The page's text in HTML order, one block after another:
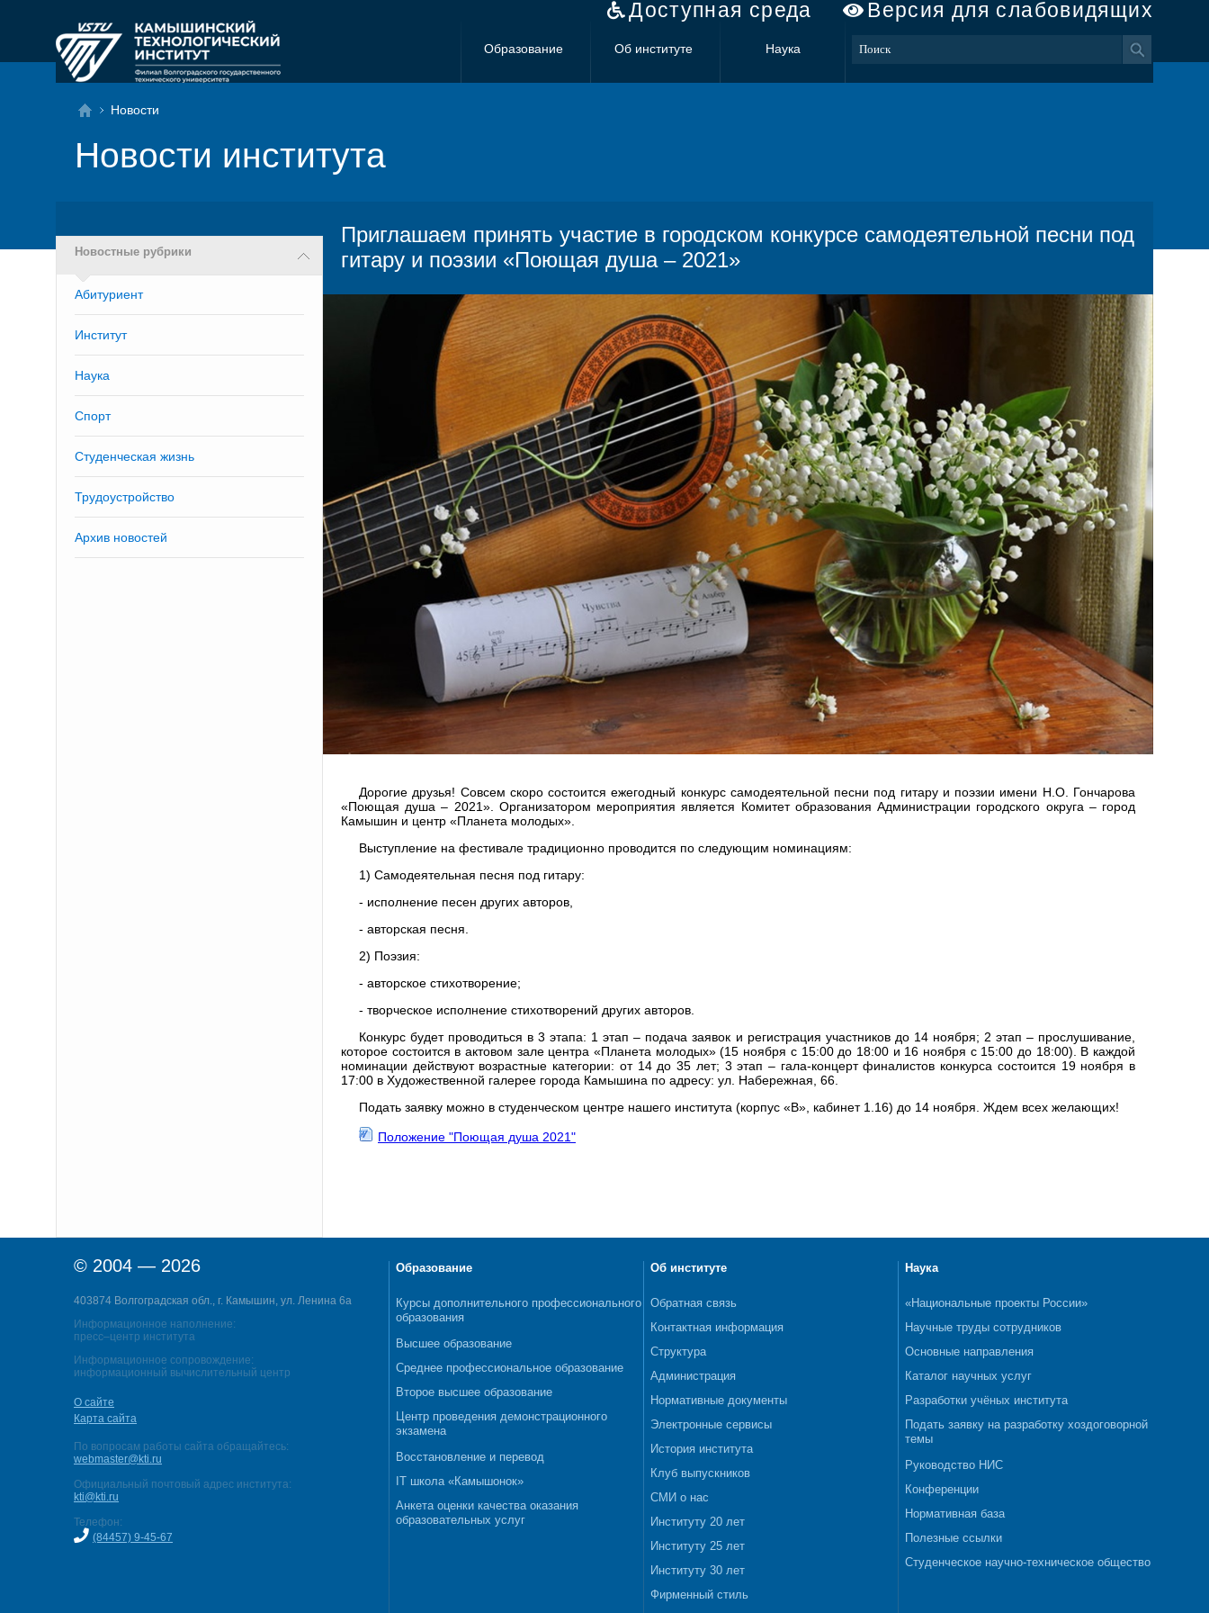
Доступная среда Версия для слабовидящих
Образование Об институте Наука
Новости
Новости института
Новостные рубрики
Абитуриент
Институт
Наука
Спорт
Студенческая жизнь
Трудоустройство
Архив новостей
Приглашаем принять участие в городском конкурсе самодеятельной песни под
гитару и поэзии «Поющая душа – 2021»
Дорогие друзья! Совсем скоро состоится ежегодный конкурс самодеятельной песни под гитару и поэзии имени Н.О. Гончарова
«Поющая душа – 2021». Организатором мероприятия является Комитет образования Администрации городского округа – город
Камышин и центр «Планета молодых».
Выступление на фестивале традиционно проводится по следующим номинациям:
1) Самодеятельная песня под гитару:
- исполнение песен других авторов,
- авторская песня.
2) Поэзия:
- авторское стихотворение;
- творческое исполнение стихотворений других авторов.
Конкурс будет проводиться в 3 этапа: 1 этап – подача заявок и регистрация участников до 14 ноября; 2 этап – прослушивание,
которое состоится в актовом зале центра «Планета молодых» (15 ноября с 15:00 до 18:00 и 16 ноября с 15:00 до 18:00). В каждой
номинации действуют возрастные категории: от 14 до 35 лет; 3 этап – гала-концерт финалистов конкурса состоится 19 ноября в
17:00 в Художественной галерее города Камышина по адресу: ул. Набережная, 66.
Подать заявку можно в студенческом центре нашего института (корпус «В», кабинет 1.16) до 14 ноября. Ждем всех желающих!
Положение "Поющая душа 2021"
© 2004 — 2026
403874 Волгоградская обл., г. Камышин, ул. Ленина 6а
Информационное наполнение:
пресс–центр института
Информационное сопровождение:
информационный вычислительный центр
О сайте
Карта сайта
По вопросам работы сайта обращайтесь:
webmaster@kti.ru
Официальный почтовый адрес института:
kti@kti.ru
Телефон:
(84457) 9-45-67
Образование
Курсы дополнительного профессионального
образования
Высшее образование
Среднее профессиональное образование
Второе высшее образование
Центр проведения демонстрационного
экзамена
Восстановление и перевод
IT школа «Камышонок»
Анкета оценки качества оказания
образовательных услуг
Об институте
Обратная связь
Контактная информация
Структура
Администрация
Нормативные документы
Электронные сервисы
История института
Клуб выпускников
СМИ о нас
Институту 20 лет
Институту 25 лет
Институту 30 лет
Фирменный стиль
Наука
«Национальные проекты России»
Научные труды сотрудников
Основные направления
Каталог научных услуг
Разработки учёных института
Подать заявку на разработку хоздоговорной
темы
Руководство НИС
Конференции
Нормативная база
Полезные ссылки
Студенческое научно-техническое общество